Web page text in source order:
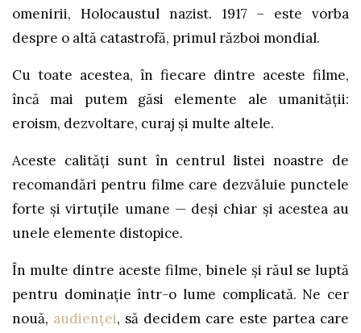
omenirii, Holocaustul nazist. 1917 – este vorba
despre o altă catastrofă, primul război mondial.
Cu toate acestea, în fiecare dintre aceste filme,
încă mai putem găsi elemente ale umanității:
eroism, dezvoltare, curaj și multe altele.
Aceste calități sunt în centrul listei noastre de
recomandări pentru filme care dezvăluie punctele
forte și virtuțile umane — deși chiar și acestea au
unele elemente distopice.
În multe dintre aceste filme, binele și răul se luptă
pentru dominație într-o lume complicată. Ne cer
nouă, audienței, să decidem care este partea care